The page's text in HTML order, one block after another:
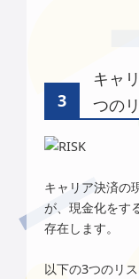
キャ
つの
キャリア決済の
が、現金化をす
存在します。
以下の3つのリ